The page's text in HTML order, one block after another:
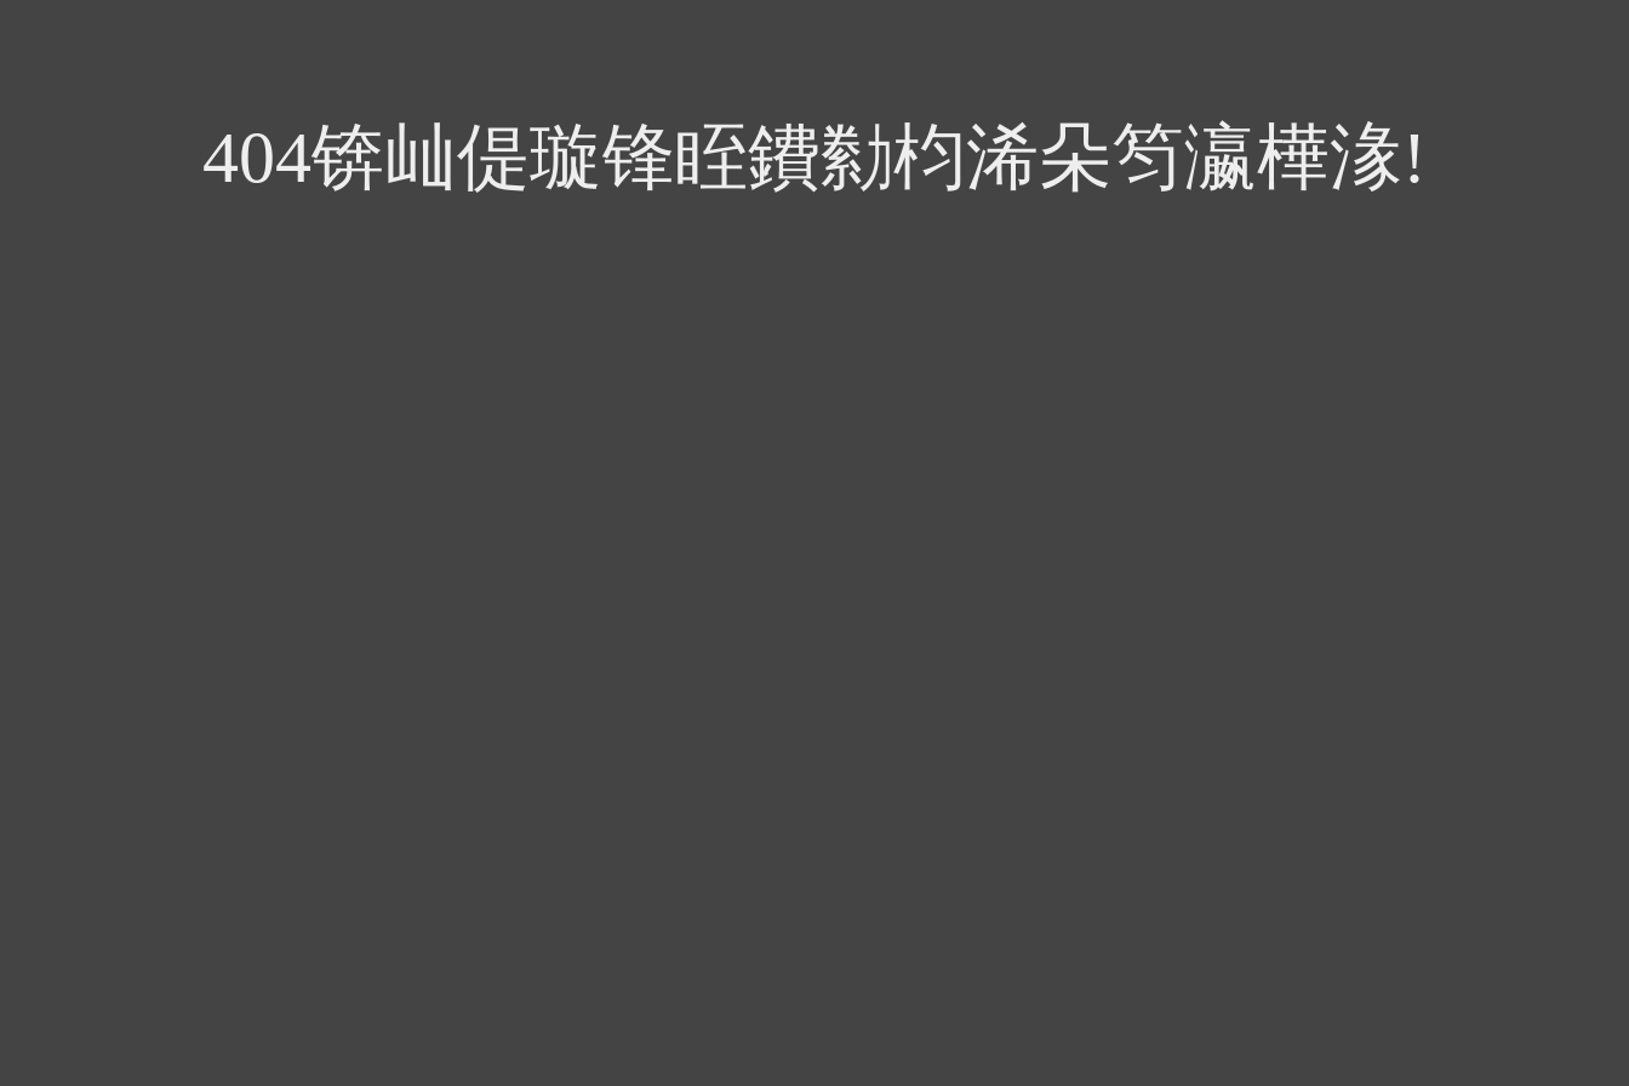
404锛屾偍璇锋眰鐨勬枃浠朵笉瀛樺湪!